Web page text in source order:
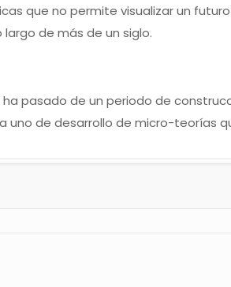
que no permite visualizar un
de más de un siglo.
pasado de un periodo de
uno de desarrollo de micro-teorías
ofrece una